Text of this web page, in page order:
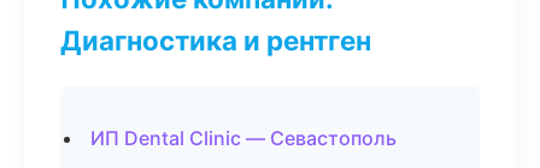
Диагностика и рентген
ИП Dental Clinic — Севастополь